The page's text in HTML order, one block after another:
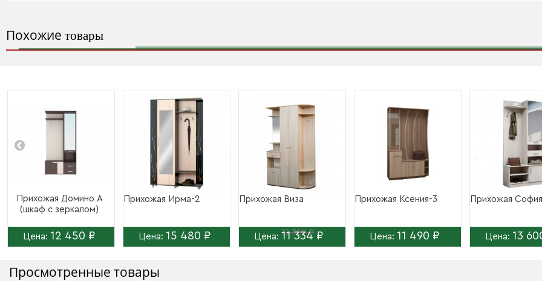
Похожие товары
Прихожая Домино А
(шкаф с зеркалом)
Цена: 12 450 ₽
Прихожая Ирма-2
Цена: 15 480 ₽
Прихожая Виза
Цена: 11 334 ₽
12 320 ₽
Прихожая Ксения-3
Цена: 11 490 ₽
Прихожая
Цена: 13
Просмотренные товары